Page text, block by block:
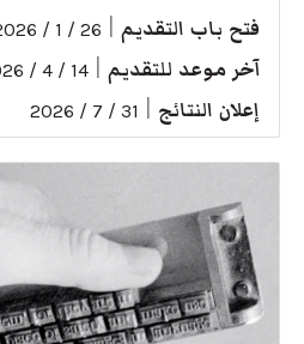
فتح باب التقديم 26 / 1 / 2026
آخر موعد للتقديم 14 / 4 / 2026
إعلان النتائج 31 / 7 / 2026